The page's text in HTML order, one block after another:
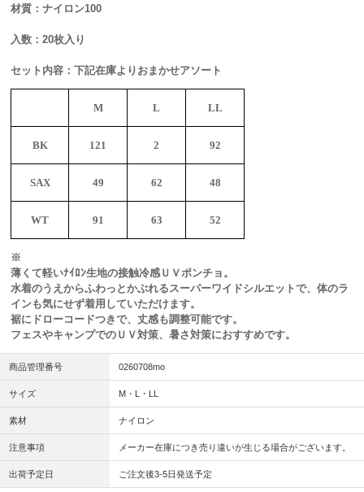
材質：ナイロン100
入数：20枚入り
セット内容：下記在庫よりおまかせアソート
M L LL
BK 121 2 92
SAX 49 62 48
WT 91 63 52
※
薄くて軽いﾅｲﾛﾝ生地の接触冷感ＵＶポンチョ。
水着のうえからふわっとかぶれるスーパーワイドシルエットで、体のラ
インも気にせず着用していただけます。
裾にドローコードつきで、丈感も調整可能です。
フェスやキャンプでのＵＶ対策、暑さ対策におすすめです。
商品管理番号 0260708mo
サイズ M・L・LL
素材 ナイロン
注意事項 メーカー在庫につき売り違いが生じる場合がございます。
出荷予定日 ご注文後3-5日発送予定